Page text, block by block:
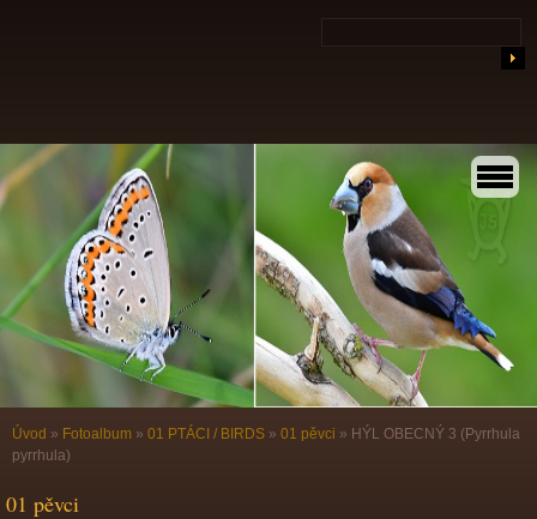
Úvod » Fotoalbum » 01 PTÁCI / BIRDS » 01 pěvci » HÝL OBECNÝ 3 (Pyrrhula
pyrrhula)
01 pěvci